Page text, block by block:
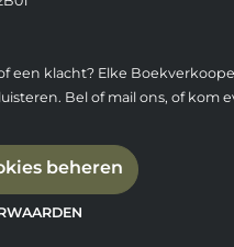
een klacht? Elke
Bel of mail ons, of kom
beheren